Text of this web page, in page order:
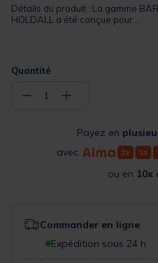
Détails du produit : La gamme
HOLDALL a été conçue pour ...
Quantité
− 1 +
Payez en
avec
ou en 10x
Commander en ligne
Expédition sous 24 h